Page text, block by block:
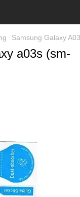
Samsung Galaxy
a03s (sm-